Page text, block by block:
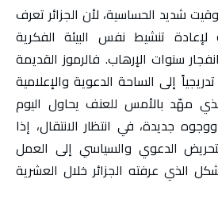
شديد الحساسية، لأن الجزائر تعرف
تنشيط نفس البيئة الفكرية
سنوات الإرهاب. فالرموز القديمة
إلى الساحة الدعوية والإعلامية
مهّد بالأمس للعنف يحاول اليوم
جديدة، في انتظار الانتقال، إذا
الدعوي والسياسي إلى العمل
الذي عرفته الجزائر خلال العشرية